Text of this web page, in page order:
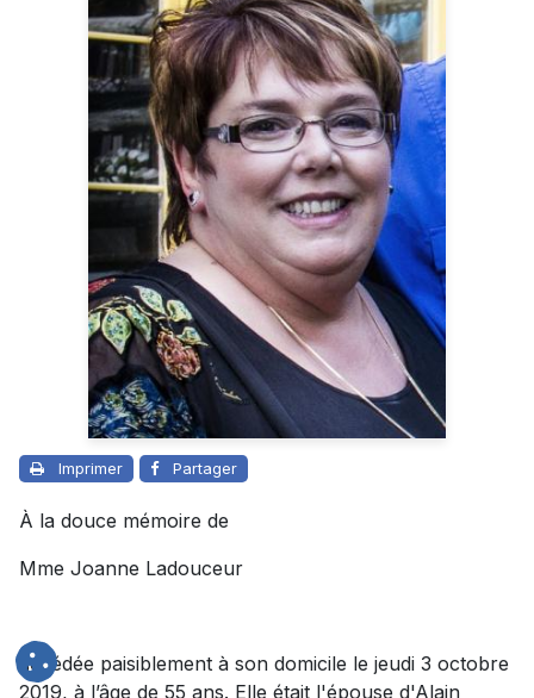
Imprimer Partager
À la douce mémoire de
Mme Joanne Ladouceur
décédée paisiblement à son domicile le jeudi 3 octobre
2019, à l’âge de 55 ans. Elle était l'épouse d'Alain